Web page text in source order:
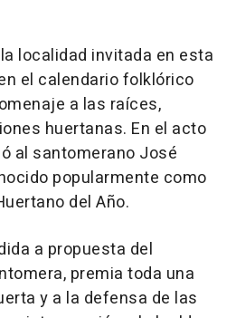
localidad invitada en esta
el calendario folklórico
a las raíces,
huertanas. En el acto
al santomerano José
popularmente como
del Año.
a propuesta del
premia toda una
y a la defensa de las